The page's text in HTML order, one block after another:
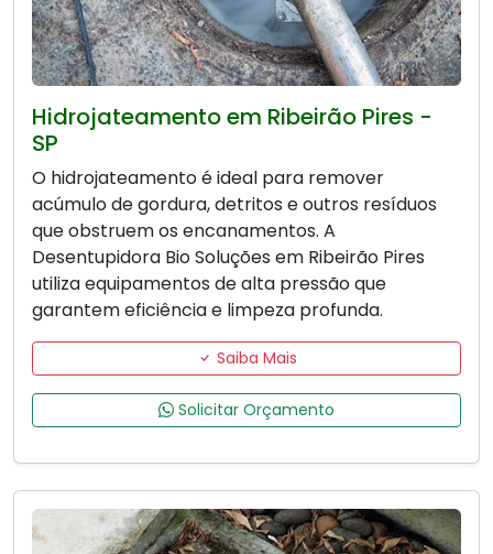
Hidrojateamento em Ribeirão Pires -
SP
O hidrojateamento é ideal para remover
acúmulo de gordura, detritos e outros resíduos
que obstruem os encanamentos. A
Desentupidora Bio Soluções em Ribeirão Pires
utiliza equipamentos de alta pressão que
garantem eficiência e limpeza profunda.
Saiba Mais
Solicitar Orçamento